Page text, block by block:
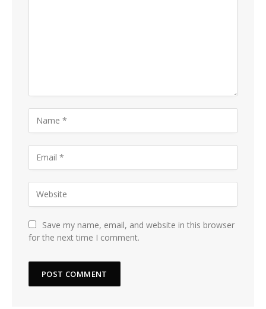
Save my name, email, and website in this browser
for the next time I comment.